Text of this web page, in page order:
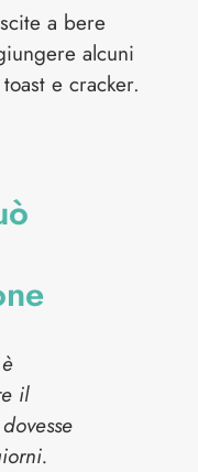
a bere
alcuni
e cracker.
il